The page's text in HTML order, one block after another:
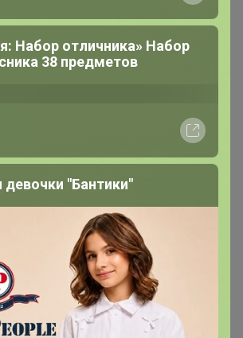
сертификации
Нет
Нет
продуктов: Да_x000D_
на
вашему вниманию
— это простой и удобный способ
Набор отличника» Набор
38 предметов
девочки "Бантики"